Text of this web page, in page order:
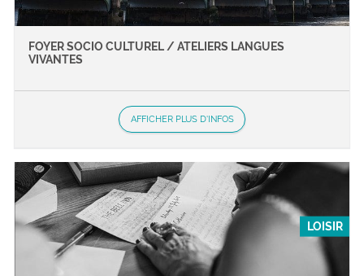
FOYER SOCIO CULTUREL / ATELIERS LANGUES
VIVANTES
AFFICHER PLUS D'INFOS
LOISIR